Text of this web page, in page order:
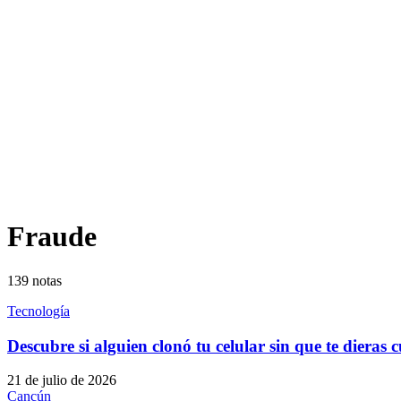
Fraude
139 notas
Tecnología
Descubre si alguien clonó tu celular sin que te dieras
21 de julio de 2026
Cancún